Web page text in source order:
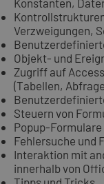
Konstanten,
Verzweigungen,
Objekt- und
Zugriff auf
(Tabellen,
Steuern von
Popup-Formulare
Fehlersuche und
Interaktion mit
innerhalb von